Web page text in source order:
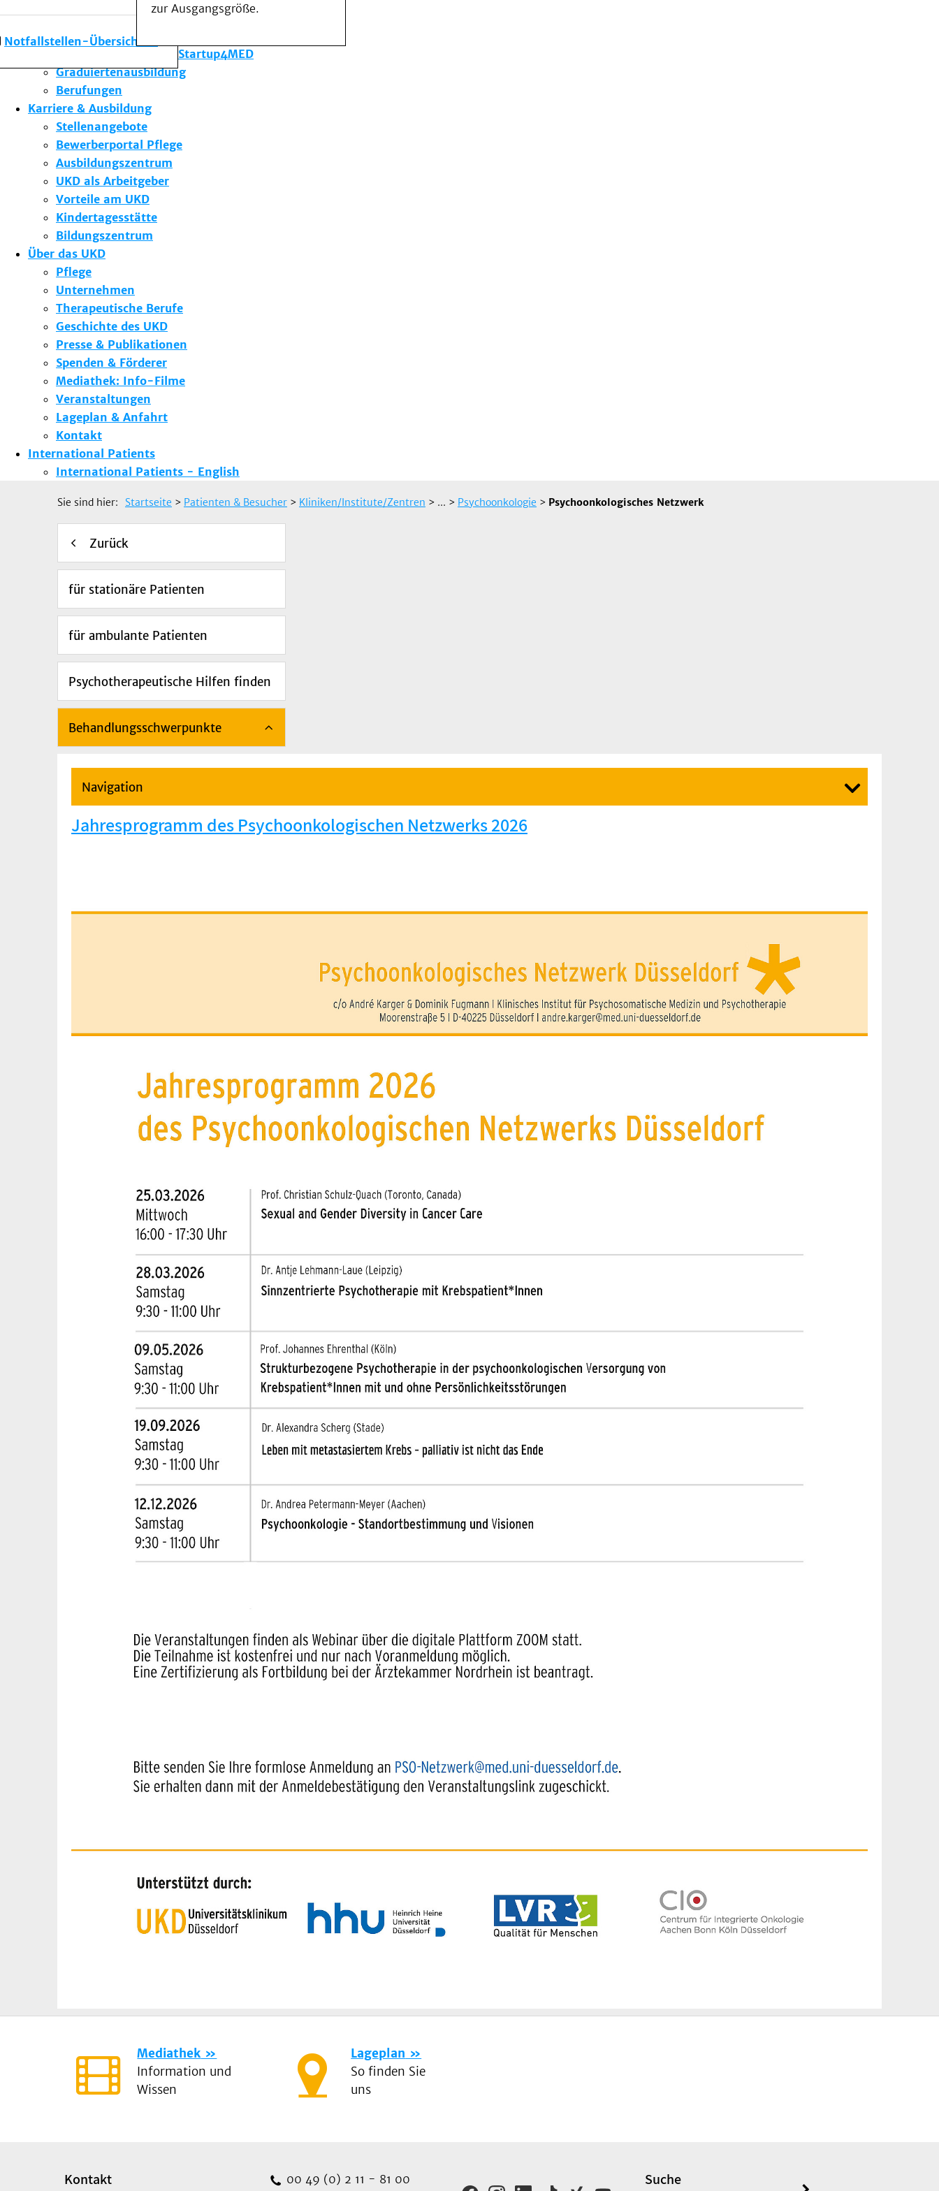
Notfallstellen-Übersicht
zur Ausgangsgröße.
Forschung am UKD
Studium & Lehre
Gründungsförderung Startup4MED
Graduiertenausbildung
Berufungen
Karriere & Ausbildung
Stellenangebote
Bewerberportal Pflege
Ausbildungszentrum
UKD als Arbeitgeber
Vorteile am UKD
Kindertagesstätte
Bildungszentrum
Über das UKD
Pflege
Unternehmen
Therapeutische Berufe
Geschichte des UKD
Presse & Publikationen
Spenden & Förderer
Mediathek: Info-Filme
Veranstaltungen
Lageplan & Anfahrt
Kontakt
International Patients
International Patients - English
Sie sind hier: Startseite > Patienten & Besucher > Kliniken/Institute/Zentren > ... > Psychoonkologie > Psychoonkologisches Netzwerk
Zurück
für stationäre Patienten
für ambulante Patienten
Psychotherapeutische Hilfen finden
Behandlungsschwerpunkte
Navigation
Jahresprogramm des Psychoonkologischen Netzwerks 2026
Mediathek
Information und
Wissen
Lageplan
So finden Sie
uns
Kontakt
00 49 (0) 2 11 - 81 00
Suche